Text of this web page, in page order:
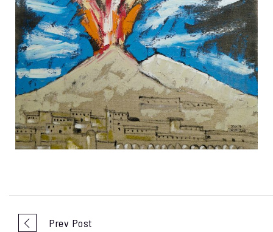
SCATTI
SCULTURE
VIDEO
NEWS
Prev Post